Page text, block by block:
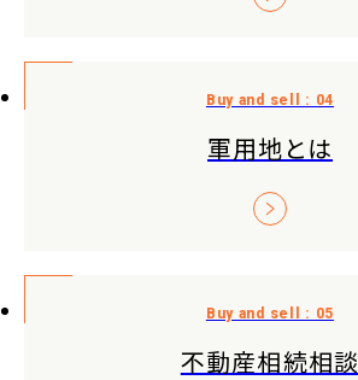
軍用地とは
不動産相続相談